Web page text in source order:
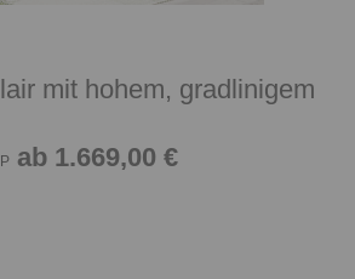
mit hohem, gradlinigem
ab 1.669,00 €